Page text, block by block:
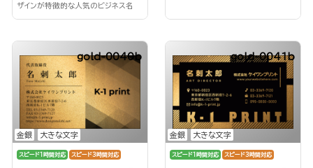
ザインが特徴的な人気のビジネス名
金銀 大きな文字
gold-0040b
スピード1時間対応 スピード3時間対応
金銀 大きな文字
gold-0041b
スピード1時間対応 スピード3時間対応